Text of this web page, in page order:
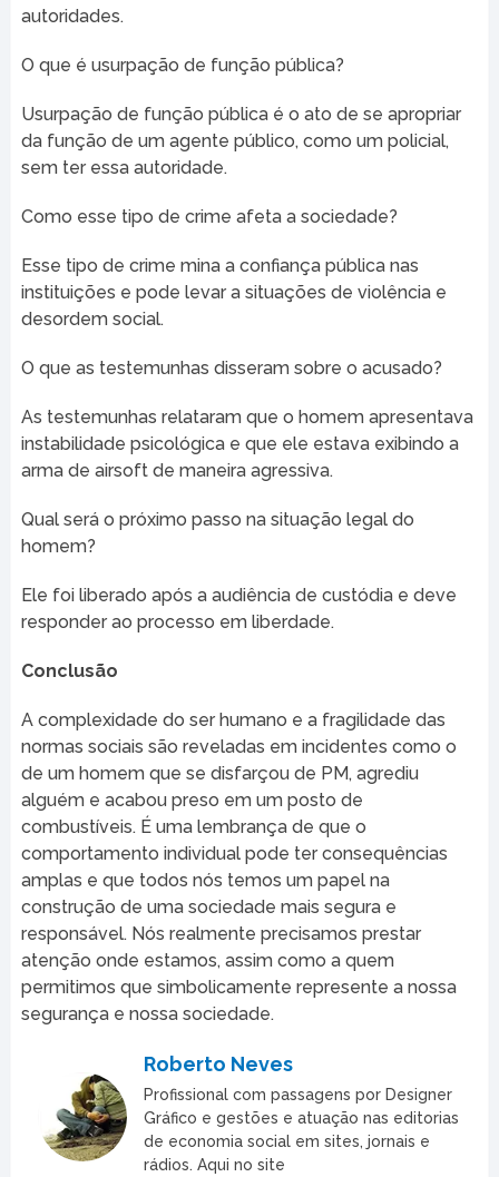
autoridades.
O que é usurpação de função pública?
Usurpação de função pública é o ato de se apropriar
da função de um agente público, como um policial,
sem ter essa autoridade.
Como esse tipo de crime afeta a sociedade?
Esse tipo de crime mina a confiança pública nas
instituições e pode levar a situações de violência e
desordem social.
O que as testemunhas disseram sobre o acusado?
As testemunhas relataram que o homem apresentava
instabilidade psicológica e que ele estava exibindo a
arma de airsoft de maneira agressiva.
Qual será o próximo passo na situação legal do
homem?
Ele foi liberado após a audiência de custódia e deve
responder ao processo em liberdade.
Conclusão
A complexidade do ser humano e a fragilidade das
normas sociais são reveladas em incidentes como o
de um homem que se disfarçou de PM, agrediu
alguém e acabou preso em um posto de
combustíveis. É uma lembrança de que o
comportamento individual pode ter consequências
amplas e que todos nós temos um papel na
construção de uma sociedade mais segura e
responsável. Nós realmente precisamos prestar
atenção onde estamos, assim como a quem
permitimos que simbolicamente represente a nossa
segurança e nossa sociedade.
Roberto Neves
Profissional com passagens por Designer
Gráfico e gestões e atuação nas editorias
de economia social em sites, jornais e
rádios. Aqui no site